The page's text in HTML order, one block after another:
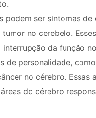
podem ser sintomas
no cerebelo.
da função
de personalidade,
no cérebro. Essas
do cérebro